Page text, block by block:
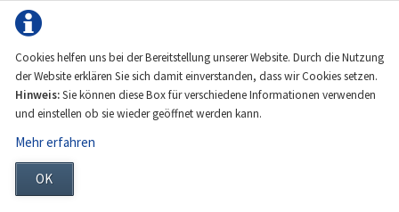
Cookies helfen uns bei der Bereitstellung unserer Website. Durch die Nutzung
der Website erklären Sie sich damit einverstanden, dass wir Cookies setzen.
Hinweis:Sie können diese Box für verschiedene Informationen verwenden
und einstellen ob sie wieder geöffnet werden kann.
Mehr erfahren
OK